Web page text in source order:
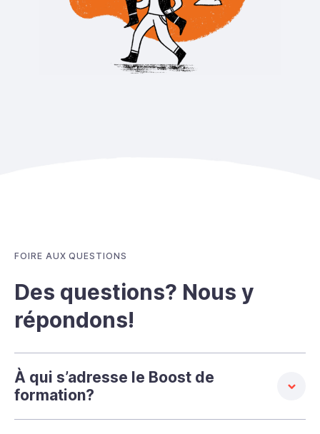
FOIRE AUX QUESTIONS
Des questions? Nous y
répondons!
À qui s’adresse le Boost de
formation?